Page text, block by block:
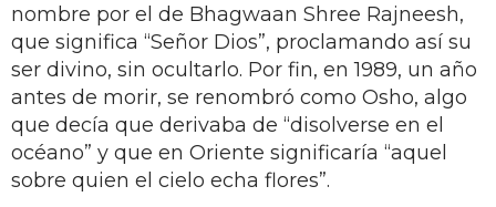
nombre por el de Bhagwaan Shree Rajneesh,
que significa “Señor Dios”, proclamando así su
ser divino, sin ocultarlo. Por fin, en 1989, un año
antes de morir, se renombró como Osho, algo
que decía que derivaba de “disolverse en el
océano” y que en Oriente significaría “aquel
sobre quien el cielo echa flores”.